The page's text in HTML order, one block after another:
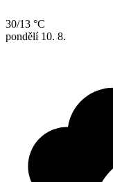
30/13 °C
pondělí 10. 8.